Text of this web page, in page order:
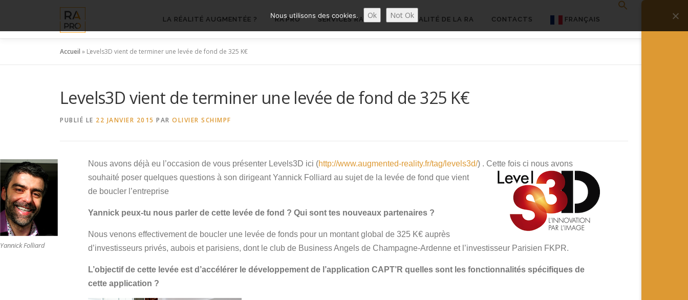
contenu
LA RÉALITÉ AUGMENTÉE ? RA’PRO SERVICES RA’PRO ACTUALITÉ DE LA RA CONTACTS FRANÇAIS
Accueil » Levels3D vient de terminer une levée de fond de 325 K€
Levels3D vient de terminer une levée de fond de 325 K€
PUBLIÉ LE 22 JANVIER 2015 PAR OLIVIER SCHIMPF
Yannick Folliard
Nous avons déjà eu l’occasion de vous présenter Levels3D ici (http://www.augmented-reality.fr/tag/levels3d/) . Cette fois ci nous avons
souhaité poser quelques questions à son dirigeant Yannick Folliard au sujet de la levée de fond que vient
de boucler l’entreprise
Yannick peux-tu nous parler de cette levée de fond ? Qui sont tes nouveaux partenaires ?
Nous venons effectivement de boucler une levée de fonds pour un montant global de 325 K€ auprès
d’investisseurs privés, aubois et parisiens, dont le club de Business Angels de Champagne-Ardenne et l’investisseur Parisien FKPR.
L’objectif de cette levée est d’accélérer le développement de l’application CAPT’R quelles sont les fonctionnalités spécifiques de
cette application ?
Nous utilisons des cookies. Ok Not Ok